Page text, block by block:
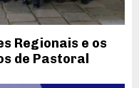
Regionais e os
de Pastoral